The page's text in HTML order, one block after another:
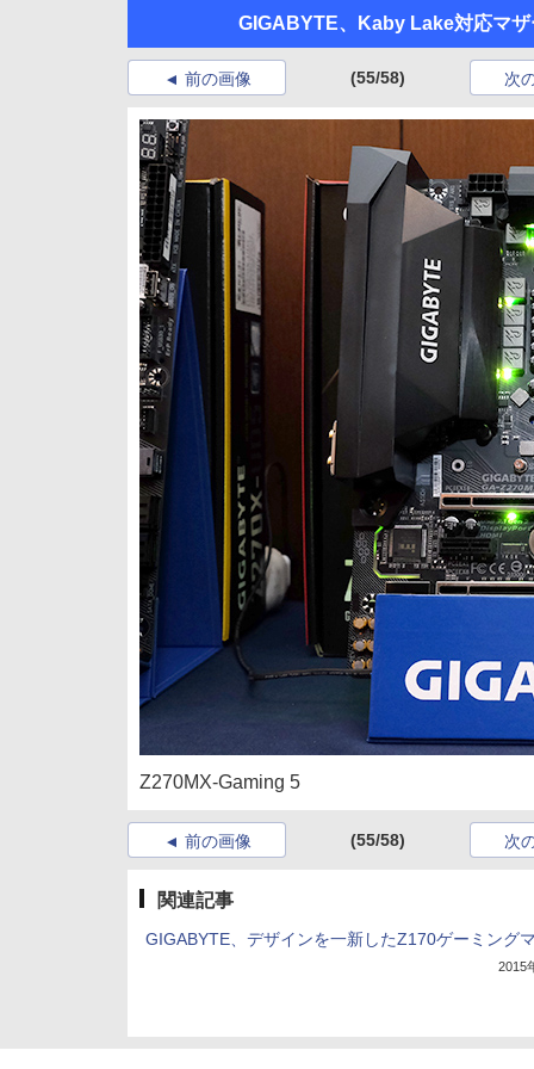
GIGABYTE、Kaby Lake対応マ
前の画像 (55/58) 次
Z270MX-Gaming 5
前の画像 (55/58) 次
関連記事
GIGABYTE、デザインを一新したZ170ゲーミング
2015